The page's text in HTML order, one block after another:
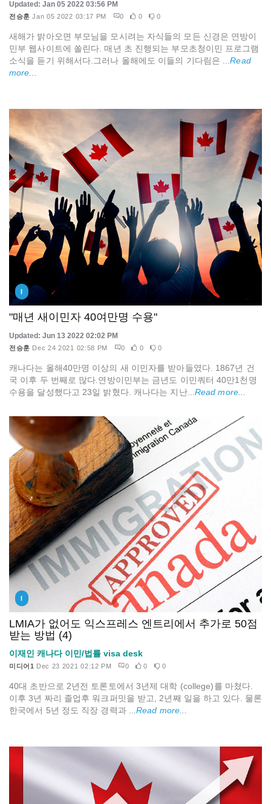
Updated: Jan 05 2022 03:56 PM
전승훈 Jan 05 2022 03:17 PM 0 0 0
새해가 밝아오면 부모님을 모시려는 자식들의 모든 신경은 연방이
민부 웹사이트에 쏠린다. 매년 초 진행되는 부모초청이민 프로그램
소식을 듣기 위해서다.그러나 올해에도 이들의 기다림은 ...Read
more...
I
"매년 새이민자 40여만명 수용"
Updated: Jun 13 2022 02:02 PM
전승훈 Dec 24 2021 02:58 PM 0 0 0
캐나다는 올해40만명 이상의 새 이민자를 받아들였다. 1867년 건
국 이후 두 번째로 많다.연방이민부는 금년도 이민쿼터 40만1천명
수용을 달성했다고 23일 밝혔다. 캐나다는 지난... Read more...
I
LMIA가 없어도 익스프레스 엔트리에서 추가로 50점
받는 방법 (4)
이재인 캐나다 이민/법률 visa desk
미디어1 Dec 23 2021 02:12 PM 0 0 0
40대 초반으로 2년전 토론토에서 3년제 대학 (college)를 마쳤다.
이후 3년 짜리 졸업후 워크퍼밋을 받고, 2년째 일을 하고 있다. 물론
한국에서 5년 정도 직장 경력과 ...Read more...